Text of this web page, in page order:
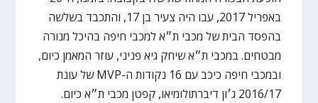
באפריל 2017, עבו היה צעיר בן 17, והתכבד בשלשה
בהפסד הבית של מכבי ת״א למכבי חיפה בהיכל מנורה
מבטחים. במכבי ת״א שיחק גיא פניני, עוזר המאמן כיום,
ובמכבי חיפה כיכב עם 16 נקודות ה-MVP של עונת
2016/17 ג׳ון דיברתולומיאו, קפטן מכבי ת״א כיום.